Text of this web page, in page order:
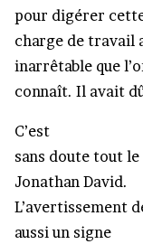
pour digérer
charge de travail
inarrêtable que
connaît. Il avait
C’est
sans doute tout le
Jonathan David.
L’avertissement
aussi un signe